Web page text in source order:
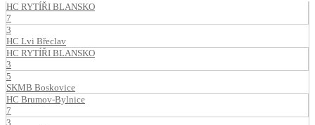
HC RYTÍŘI BLANSKO
7
3
HC Lvi Břeclav
HC RYTÍŘI BLANSKO
3
5
SKMB Boskovice
HC Brumov-Bylnice
7
3